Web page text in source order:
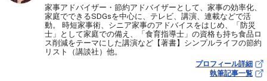
家事アドバイザー・節約アドバイザーとして、家事の効率化、
家庭でできるSDGsを中心に、テレビ、講演、連載などで活
動。 時短家事術、シニア家事のアドバイスをはじめ、「防災
士」として家庭での備え、「食育指導士」の資格も持ち食品ロ
ス削減をテーマにした講演など【著書】シンプルライフの節約
リスト（講談社）他。
プロフィール詳細
執筆記事一覧